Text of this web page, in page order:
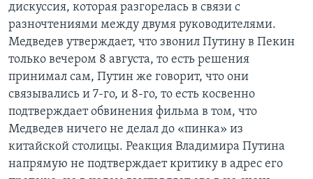
дискуссия, которая разгорелась в связи с
разночтениями между двумя руководителями.
Медведев утверждает, что звонил Путину в Пекин
только вечером 8 августа, то есть решения
принимал сам, Путин же говорит, что они
связывались и 7-го, и 8-го, то есть косвенно
подтверждает обвинения фильма в том, что
Медведев ничего не делал до «пинка» из
китайской столицы. Реакция Владимира Путина
напрямую не подтверждает критику в адрес его